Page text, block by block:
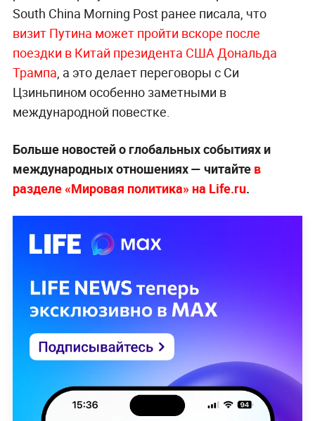
South China Morning Post ранее писала, что
визит Путина может пройти вскоре после
поездки в Китай президента США Дональда
Трампа, а это делает переговоры с Си
Цзиньпином особенно заметными в
международной повестке.
Больше новостей о глобальных событиях и
международных отношениях — читайте в
разделе «Мировая политика» на Life.ru.